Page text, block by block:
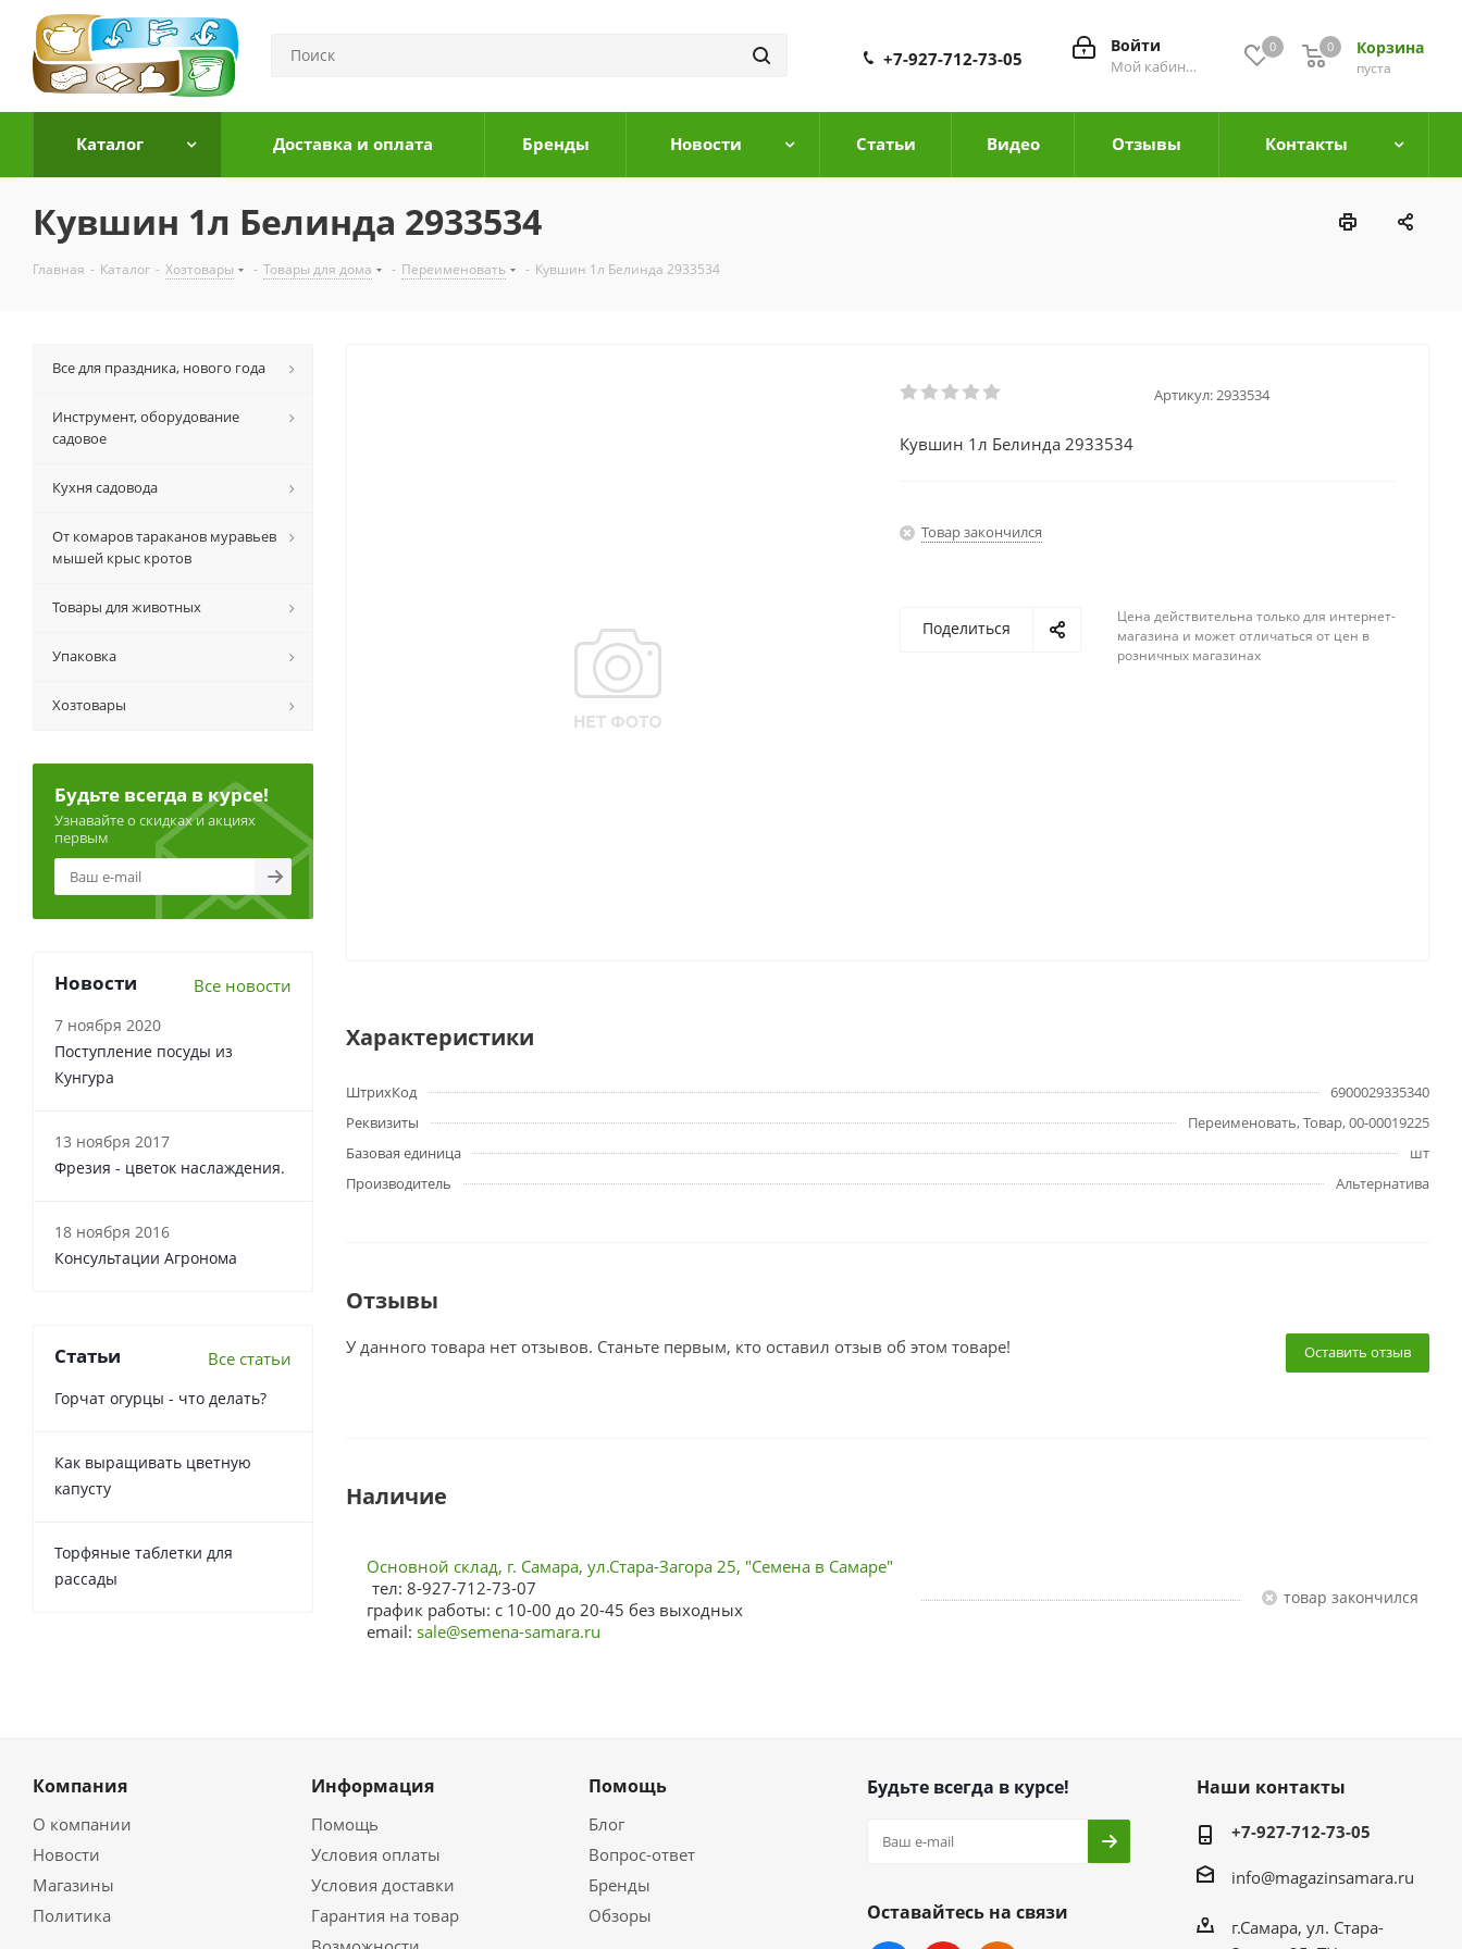
0 Корзина
0
пуста
0
Войти
Мой кабинет
+7-927-712-73-05
Каталог Доставка и оплата Бренды Новости Cтатьи Видео Отзывы Контакты
Кувшин 1л Белинда 2933534
Главная - Каталог - Хозтовары - Товары для дома - Переименовать - Кувшин 1л Белинда 2933534
Артикул: 2933534
Кувшин 1л Белинда 2933534
Товар закончился
Поделиться
Цена действительна только для интернет-
магазина и может отличаться от цен в
розничных магазинах
Характеристики
ШтрихКод
6900029335340
Реквизиты
Переименовать, Товар, 00-00019225
Базовая единица
шт
Производитель
Альтернатива
Отзывы
Оставить отзыв
У данного товара нет отзывов. Станьте первым, кто оставил отзыв об этом товаре!
Наличие
Основной склад, г. Самара, ул.Стара-Загора 25, "Семена в Самаре"
тел: 8-927-712-73-07
график работы: с 10-00 до 20-45 без выходных
email: sale@semena-samara.ru
Товар закончился
Все для праздника, нового года
Инструмент, оборудование
садовое
Кухня садовода
От комаров тараканов муравьев
мышей крыс кротов
Товары для животных
Упаковка
Хозтовары
Будьте всегда в курсе!
Узнавайте о скидках и акциях
первым
Новости Все новости
7 ноября 2020
Поступление посуды из
Кунгура
13 ноября 2017
Фрезия - цветок наслаждения.
18 ноября 2016
Консультации Агронома
Статьи Все статьи
Горчат огурцы - что делать?
Как выращивать цветную
капусту
Торфяные таблетки для
рассады
Компания
О компании
Новости
Магазины
Политика
Информация
Помощь
Условия оплаты
Условия доставки
Гарантия на товар
Помощь
Блог
Вопрос-ответ
Бренды
Обзоры
Будьте всегда в курсе!
Оставайтесь на связи
Наши контакты
+7-927-712-73-05
info@magazinsamara.ru
г.Самара, ул. Стара-